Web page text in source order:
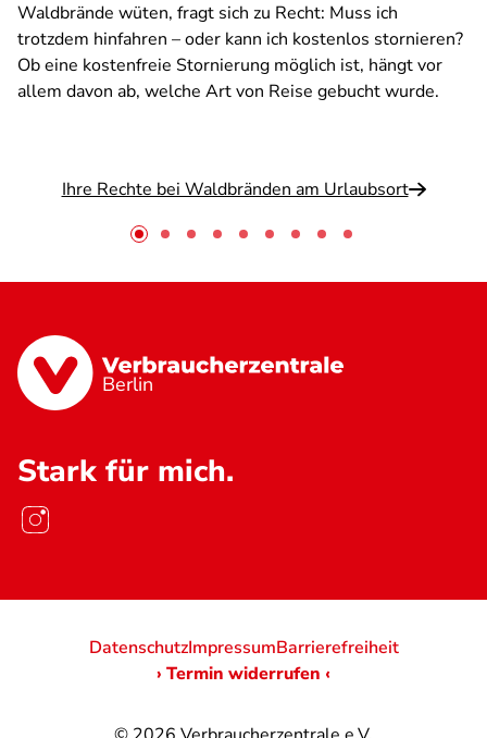
Waldbrände wüten, fragt sich zu Recht: Muss ich
trotzdem hinfahren – oder kann ich kostenlos stornieren?
Ob eine kostenfreie Stornierung möglich ist, hängt vor
allem davon ab, welche Art von Reise gebucht wurde.
Ihre Rechte bei Waldbränden am Urlaubsort
Berlin
Stark für mich.
DatenschutzImpressumBarrierefreiheit
› Termin widerrufen ‹